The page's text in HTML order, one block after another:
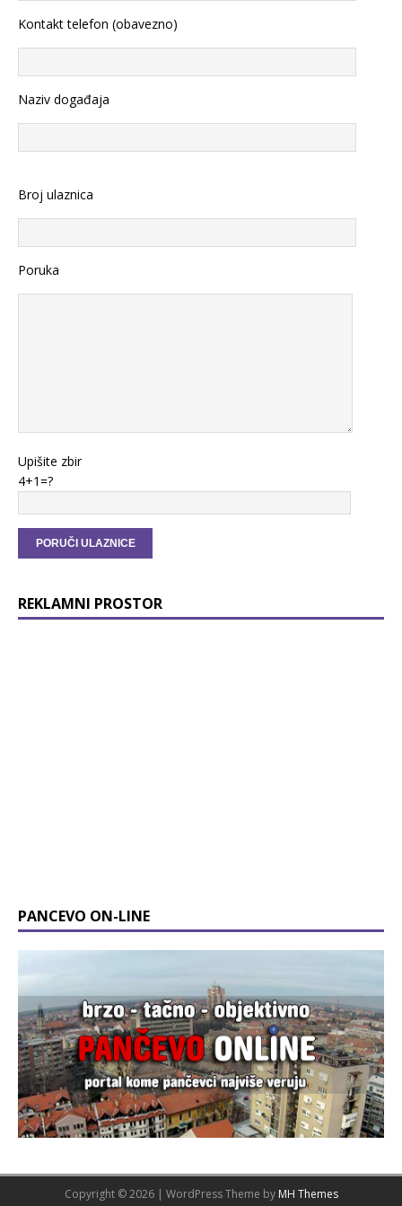
Kontakt telefon (obavezno)
Naziv događaja
Broj ulaznica
Poruka
Upišite zbir
4+1=?
REKLAMNI PROSTOR
PANCEVO ON-LINE
Copyright © 2026 | WordPress Theme by MH Themes